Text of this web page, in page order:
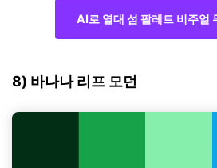
AI로 열대 섬 팔레트 비주얼
8) 바나나 리프 모던